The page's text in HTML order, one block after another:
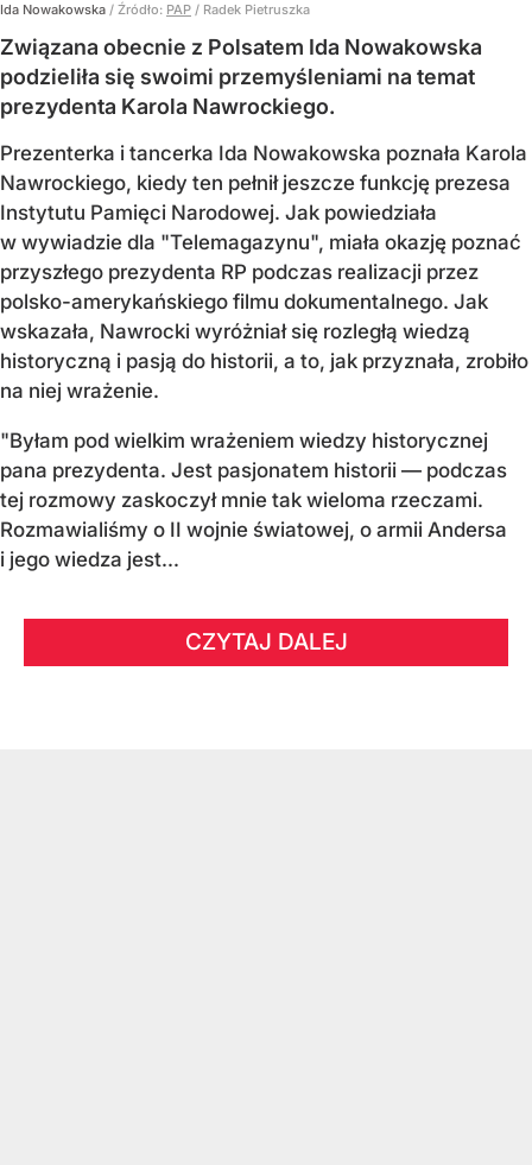
Ida Nowakowska / Źródło: PAP / Radek Pietruszka
Związana obecnie z Polsatem Ida Nowakowska
podzieliła się swoimi przemyśleniami na temat
prezydenta Karola Nawrockiego.
Prezenterka i tancerka Ida Nowakowska poznała Karola
Nawrockiego, kiedy ten pełnił jeszcze funkcję prezesa
Instytutu Pamięci Narodowej. Jak powiedziała
w wywiadzie dla "Telemagazynu", miała okazję poznać
przyszłego prezydenta RP podczas realizacji przez
polsko-amerykańskiego filmu dokumentalnego. Jak
wskazała, Nawrocki wyróżniał się rozległą wiedzą
historyczną i pasją do historii, a to, jak przyznała, zrobiło
na niej wrażenie.
"Byłam pod wielkim wrażeniem wiedzy historycznej
pana prezydenta. Jest pasjonatem historii — podczas
tej rozmowy zaskoczył mnie tak wieloma rzeczami.
Rozmawialiśmy o II wojnie światowej, o armii Andersa
i jego wiedza jest...
CZYTAJ DALEJ